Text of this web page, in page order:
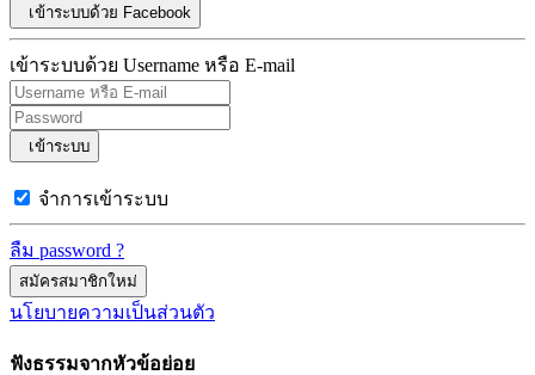
เข้าระบบด้วย Facebook
เข้าระบบด้วย Username หรือ E-mail
เข้าระบบ
จำการเข้าระบบ
ลืม password ?
สมัครสมาชิกใหม่
นโยบายความเป็นส่วนตัว
ฟังธรรมจากหัวข้อย่อย